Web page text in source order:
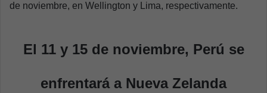
de noviembre, en Wellington y Lima, respectivamente.
El 11 y 15 de noviembre, Perú se
enfrentará a Nueva Zelanda